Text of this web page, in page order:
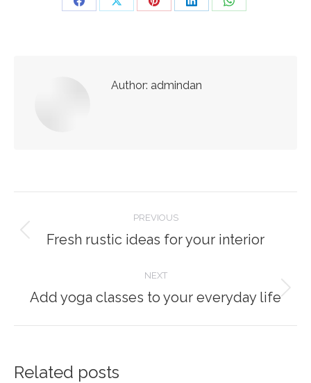
Share
Share
Share
Share
Share
Author: admindan
navigation
PREVIOUS
Previous
Fresh rustic ideas for your interior
NEXT
Next
Add yoga classes to your everyday life
Related posts